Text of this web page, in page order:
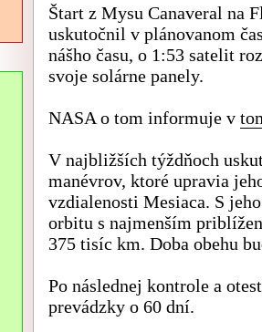
Štart z Mysu Canaveral na
uskutočnil v plánovanom
nášho času, o 1:53 satelit
svoje solárne panely.
NASA o tom informuje v
V najbližších týždňoch
manévrov, ktoré upravia
vzdialenosti Mesiaca. S
orbitu s najmenším
375 tisíc km. Doba obehu
Po následnej kontrole a
prevádzky o 60 dní.